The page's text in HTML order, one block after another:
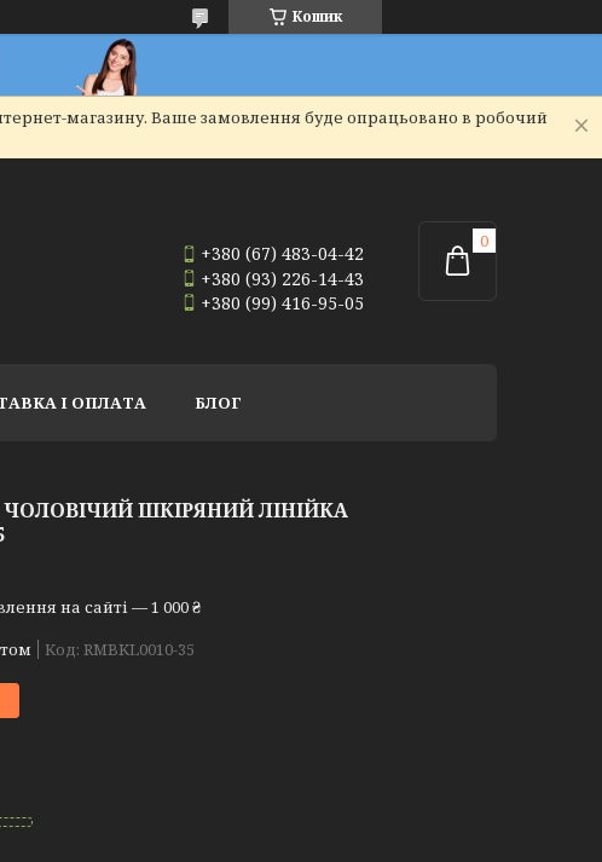
Кошик
магазину. Ваше замовлення буде опрацьовано в робочий
+380 (67) 483-04-42
+380 (93) 226-14-43
+380 (99) 416-95-05
І ОПЛАТА БЛОГ
ШКІРЯНИЙ ЛІНІЙКА
на сайті — 1 000 ₴
Код: RMBKL0010-35